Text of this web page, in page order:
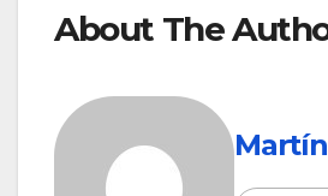
About The